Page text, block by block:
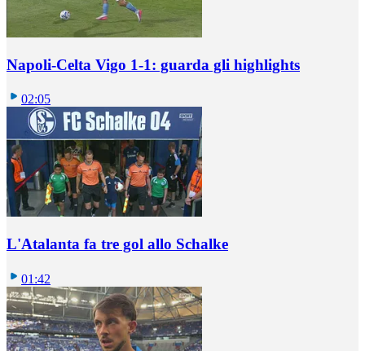
Napoli-Celta Vigo 1-1: guarda gli highlights
02:05
L'Atalanta fa tre gol allo Schalke
01:42